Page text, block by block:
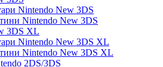
Nintendo New 3DS
Nintendo New 3DS
3DS XL
Nintendo New 3DS XL
Nintendo New 3DS XL
2DS/3DS